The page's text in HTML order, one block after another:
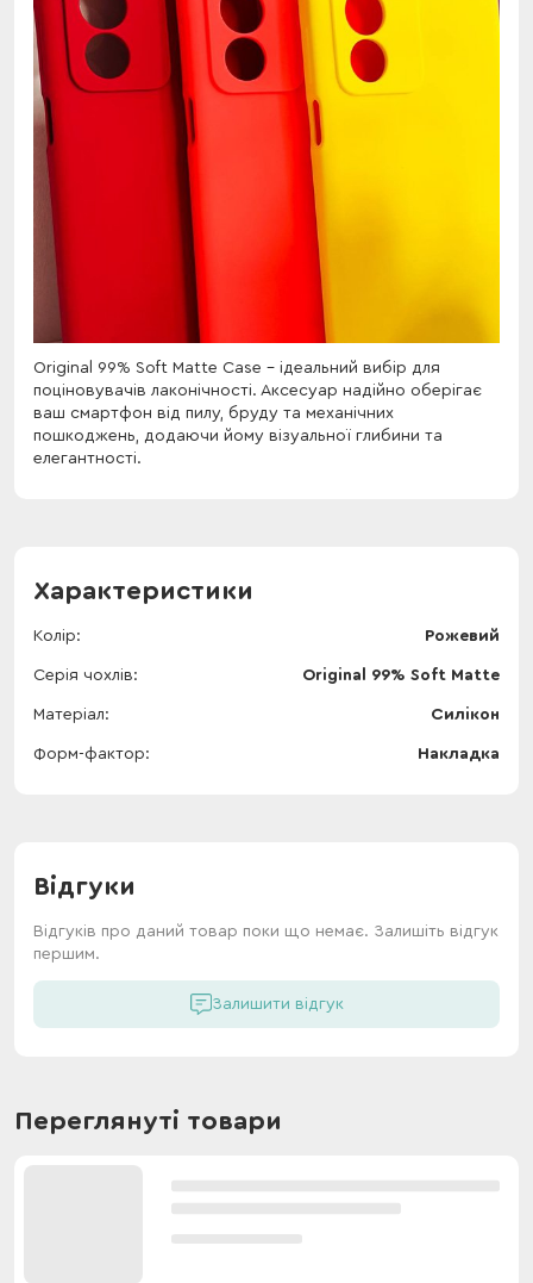
Original 99% Soft Matte Case - ідеальний вибір для
поціновувачів лаконічності. Аксесуар надійно оберігає
ваш смартфон від пилу, бруду та механічних
пошкоджень, додаючи йому візуальної глибини та
елегантності.
Характеристики
Колір Рожевий
Серія чохлів Original 99% Soft Matte
Матеріал Силікон
Форм-фактор Накладка
Відгуки
Відгуків про даний товар поки що немає. Залишіть відгук
першим.
Залишити відгук
Переглянуті товари